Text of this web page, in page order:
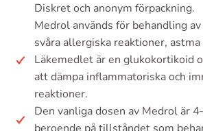
Diskret och anonym förpackning.
Medrol används för behandling
svåra allergiska reaktioner,
Läkemedlet är en glukokortikoid
att dämpa inflammatoriska och
reaktioner.
Den vanliga dosen av Medrol är